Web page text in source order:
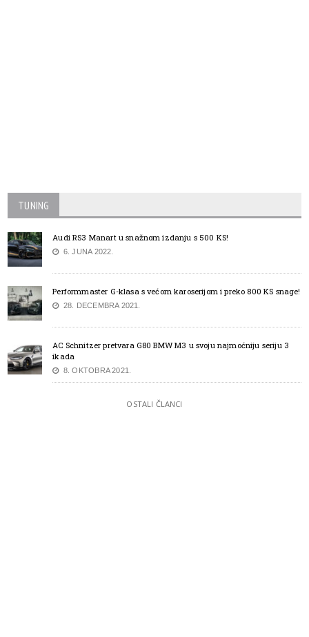
TUNING
Audi RS3 Manart u snažnom izdanju s 500 KS!
6. JUNA 2022.
Performmaster G-klasa s većom karoserijom i preko 800 KS snage!
28. DECEMBRA 2021.
AC Schnitzer pretvara G80 BMW M3 u svoju najmoćniju seriju 3
ikada
8. OKTOBRA 2021.
OSTALI ČLANCI